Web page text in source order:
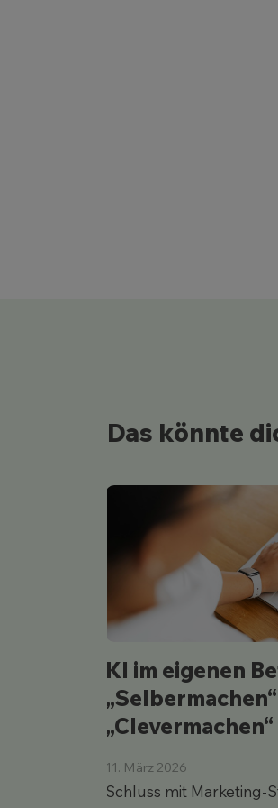
Das könnte
KI im eigenen
„Clevermachen“
11. März 2026
Schluss mit Marketing-